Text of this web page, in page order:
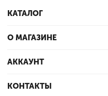
КАТАЛОГ
О МАГАЗИНЕ
АККАУНТ
КОНТАКТЫ